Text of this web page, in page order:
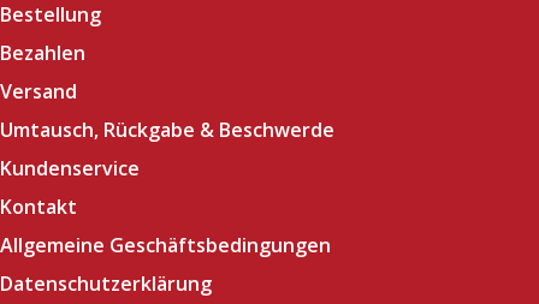
Bestellung
Bezahlen
Versand
Umtausch, Rückgabe & Beschwerde
Kundenservice
Kontakt
Allgemeine Geschäftsbedingungen
Datenschutzerklärung